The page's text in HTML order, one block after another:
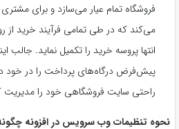
فروشگاه تمام عیار می‌سازد و برای مشتری
می‌کند که در طی تمامی فرآیند خرید از
انتها پروسه خرید را تکمیل نماید.
پیش‌فرض درگاه‌های پرداخت را در خود
راحتی سایت فروشگاهی خود را مدیریت
نحوه تنظیمات وب ‌سرویس در افزونه